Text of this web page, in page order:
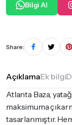
Bilgi Al
Share:
AçıklamaEk bilgi
Atlanta Baza,
maksimuma
tasarlanmıştır.